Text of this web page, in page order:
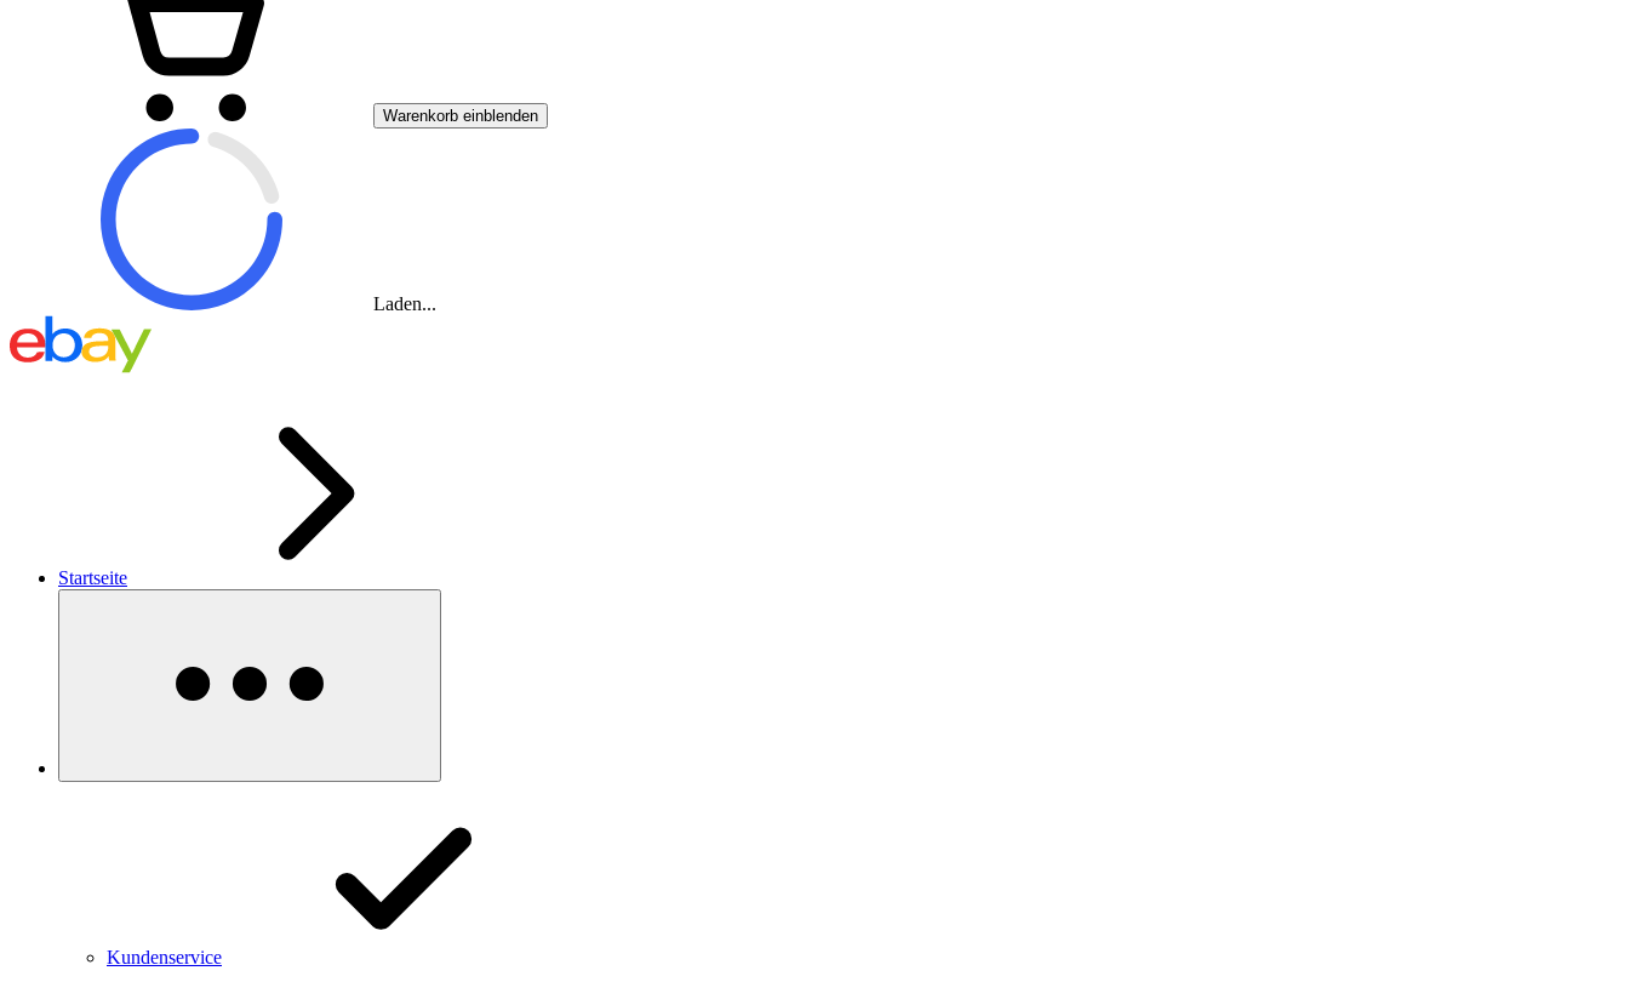
Warenkorb einblenden
Laden...
Startseite
Kundenservice